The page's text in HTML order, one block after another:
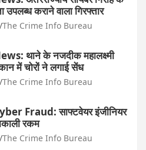
उपलब्ध कराने वाला गिरफ्तार
The Crime Info Bureau
थाने के नजदीक महालक्ष्मी
में चोरों ने लगाई सेंध
The Crime Info Bureau
Fraud: साफ्टवेयर इंजीनियर
रकम
The Crime Info Bureau